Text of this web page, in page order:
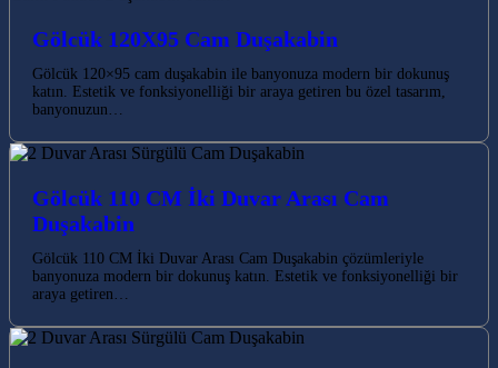
Gölcük 120X95 Cam Duşakabin
Gölcük 120×95 cam duşakabin ile banyonuza modern bir dokunuş
katın. Estetik ve fonksiyonelliği bir araya getiren bu özel tasarım,
banyonuzun…
Gölcük 110 CM İki Duvar Arası Cam
Duşakabin
Gölcük 110 CM İki Duvar Arası Cam Duşakabin çözümleriyle
banyonuza modern bir dokunuş katın. Estetik ve fonksiyonelliği bir
araya getiren…